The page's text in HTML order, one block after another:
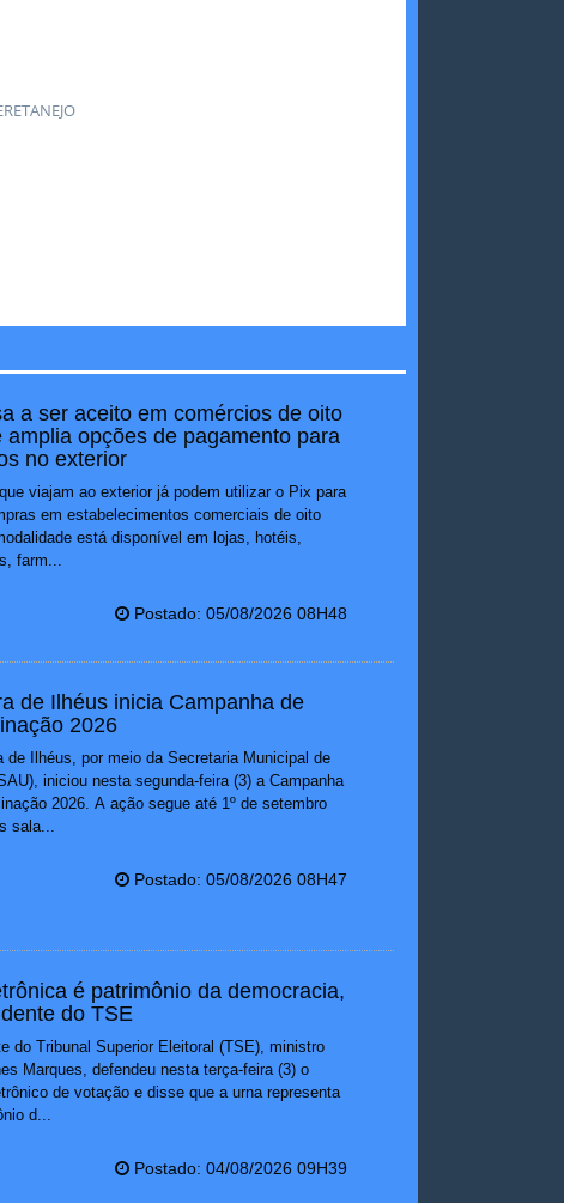
a ser aceito em comércios de oito
amplia opções de pagamento para
no exterior
viajam ao exterior já podem utilizar o Pix para
em estabelecimentos comerciais de oito
está disponível em lojas, hotéis,
farm...
Postado: 05/08/2026 08H48
de Ilhéus inicia Campanha de
2026
de Ilhéus, por meio da Secretaria Municipal de
iniciou nesta segunda-feira (3) a Campanha
2026. A ação segue até 1º de setembro
sala...
Postado: 05/08/2026 08H47
é patrimônio da democracia,
do TSE
do Tribunal Superior Eleitoral (TSE), ministro
Marques, defendeu nesta terça-feira (3) o
de votação e disse que a urna representa
d...
Postado: 04/08/2026 09H39